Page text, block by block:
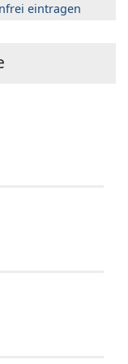
eintragen